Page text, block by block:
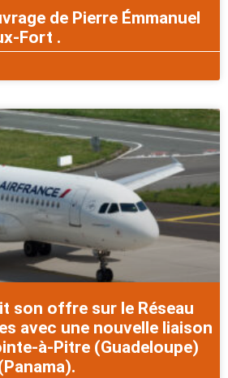
de Pierre Émmanuel
Fort .
son offre sur le Réseau
avec une nouvelle liaison
à-Pitre (Guadeloupe)